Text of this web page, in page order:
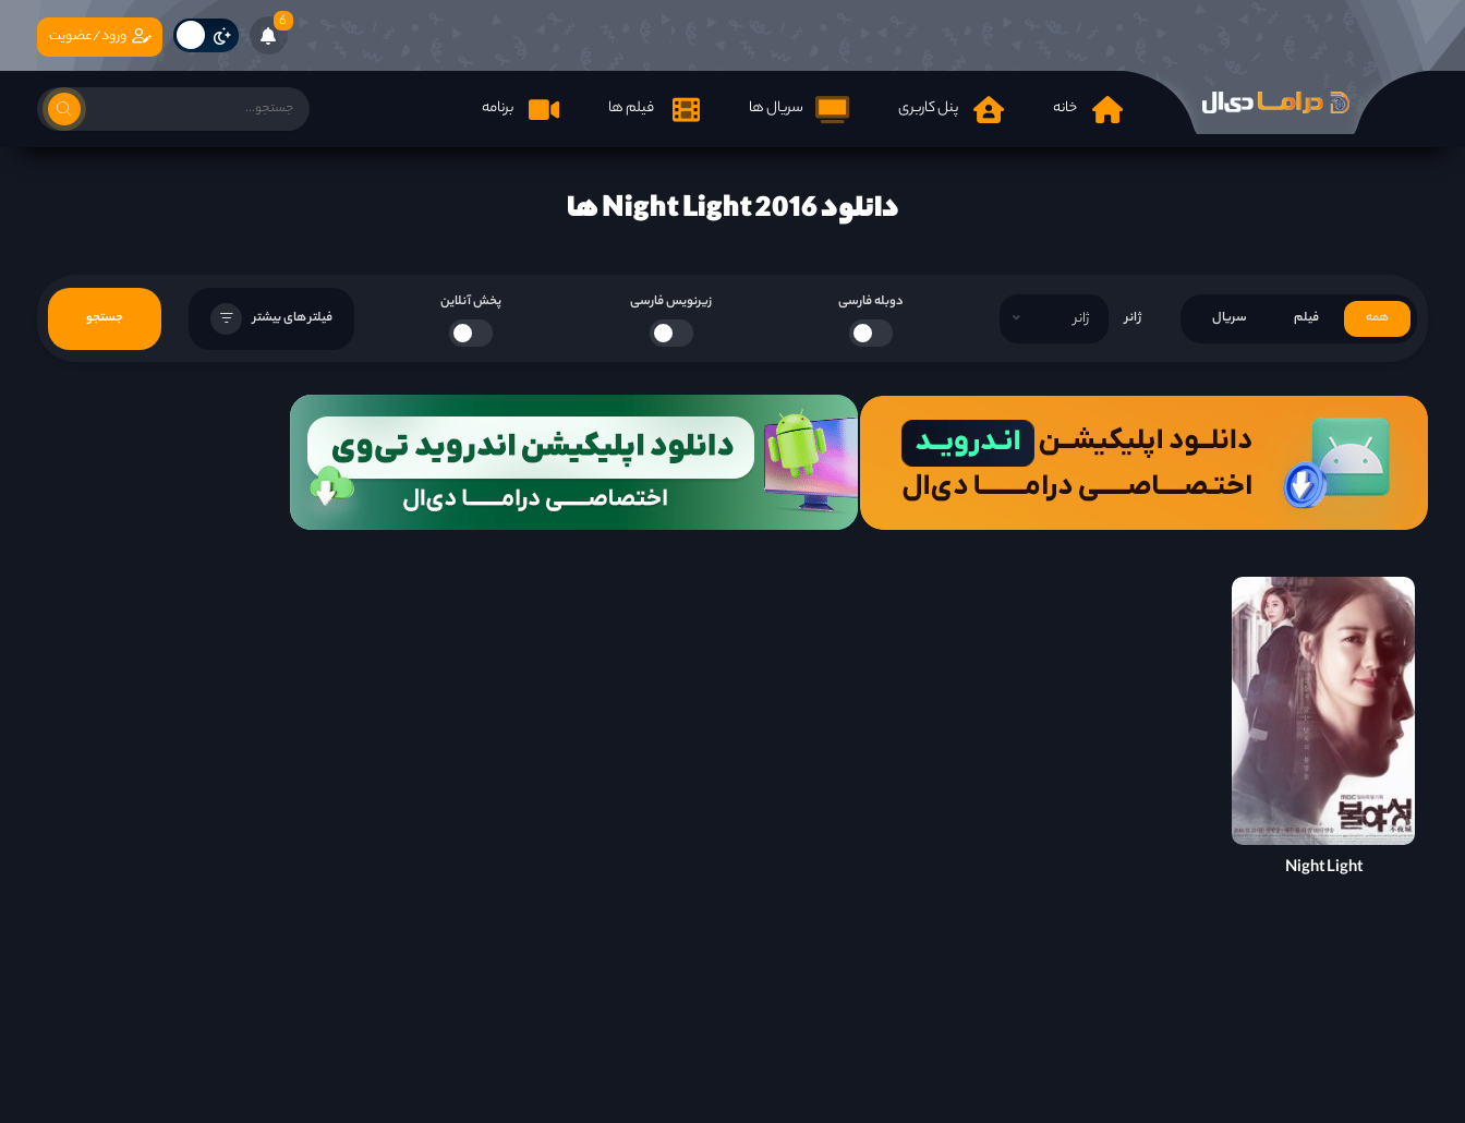
6
خانه پنل کاربری سریال ها فیلم ها برنامه
ورود/عضویت
دانلود Night Light 2016 ها
همه فیلم سریال ژانر ژانر
دوبله فارسی زیرنویس فارسی پخش آنلاین
فیلتر های بیشتر جستجو
Night Light